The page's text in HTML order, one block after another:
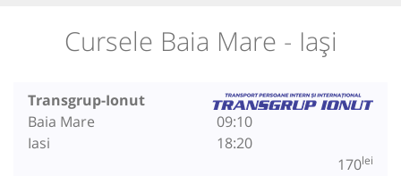
Cursele Baia Mare - Iași
Transgrup-Ionut
Baia Mare
Iasi
09:10
18:20
170lei